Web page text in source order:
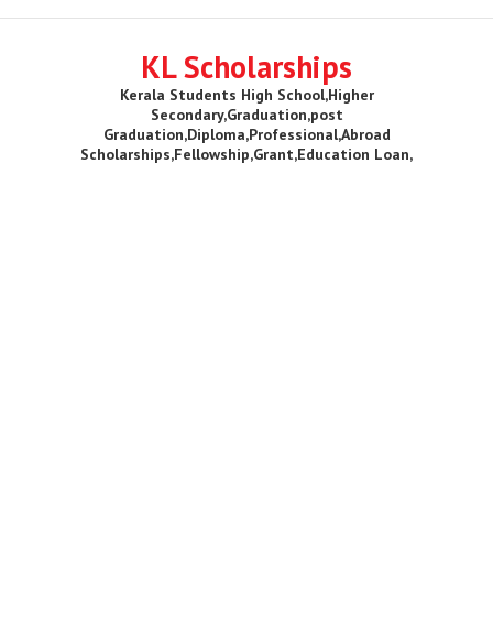
KL Scholarships
Kerala Students High School,Higher
Secondary,Graduation,post
Graduation,Diploma,Professional,Abroad
Scholarships,Fellowship,Grant,Education Loan,